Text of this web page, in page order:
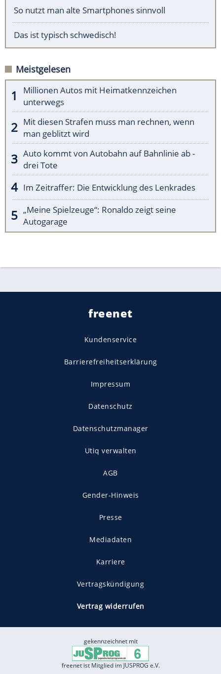
So nutzt man alte Smartphones sinnvoll
Das ist typisch schwedisch!
Meistgelesen
Millionen Autos mit Heimatkennzeichen
unterwegs
Mit diesen Strafen muss man rechnen, wenn
man geblitzt wird
Auto kommt von Autobahn auf Bahnlinie ab -
drei Tote
Im Zeitraffer: Die Entwicklung des Lenkrades
„Meine Spielzeuge“: Ronaldo zeigt seine
Autogarage
freenet
Kundenservice
Barrierefreiheitserklärung
Impressum
Datenschutz
Datenschutzmanager
Utiq verwalten
AGB
Gender-Hinweis
Presse
Mediadaten
Karriere
Vertragskündigung
Vertrag widerrufen
gekennzeichnet mit
freenet ist Mitglied im JUSPROG e.V.